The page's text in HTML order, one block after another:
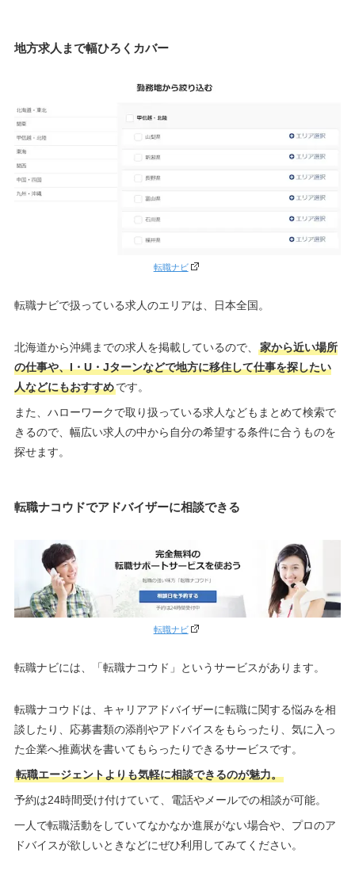
地方求人まで幅ひろくカバー
転職ナビ
転職ナビで扱っている求人のエリアは、日本全国。
北海道から沖縄までの求人を掲載しているので、
家から近い場所
の仕事や、I・U・Jターンなどで地方に移住して仕事を探したい
人などにもおすすめです。
また、ハローワークで取り扱っている求人などもまとめて検索で
きるので、幅広い求人の中から自分の希望する条件に合うものを
探せます。
転職ナコウドでアドバイザーに相談できる
転職ナビ
転職ナビには、「転職ナコウド」というサービスがあります。
転職ナコウドは、キャリアアドバイザーに転職に関する悩みを相
談したり、応募書類の添削やアドバイスをもらったり、気に入っ
た企業へ推薦状を書いてもらったりできるサービスです。
転職エージェントよりも気軽に相談できるのが魅力。
予約は24時間受け付けていて、電話やメールでの相談が可能。
一人で転職活動をしていてなかなか進展がない場合や、プロのア
ドバイスが欲しいときなどにぜひ利用してみてください。